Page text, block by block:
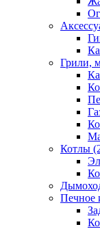
Грили,
Котлы
Печное